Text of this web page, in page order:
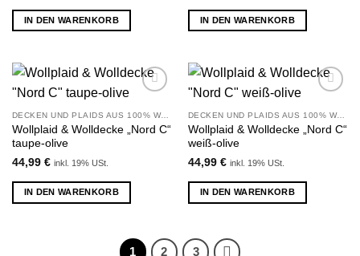
IN DEN WARENKORB IN DEN WARENKORB
Wunschliste
hinzufügen
DECKEN UND PLAIDS AUS 100% WOLLE
Wollplaid & Wolldecke „Nord C“
taupe-olive
44,99 € inkl. 19% USt.
IN DEN WARENKORB
Wunschliste
hinzufügen
DECKEN UND PLAIDS AUS 100% WOLLE
Wollplaid & Wolldecke „Nord C“
weiß-olive
44,99 € inkl. 19% USt.
IN DEN WARENKORB
1 2 3